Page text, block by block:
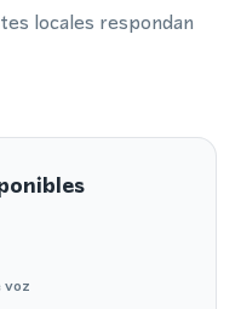
locales respondan
voz